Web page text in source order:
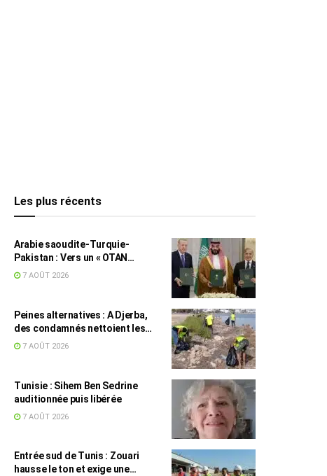
Les plus récents
Arabie saoudite-Turquie-
Pakistan : Vers un « OTAN
islamique » ?
7 AOÛT 2026
Peines alternatives : A Djerba,
des condamnés nettoient les
plages
7 AOÛT 2026
Tunisie : Sihem Ben Sedrine
auditionnée puis libérée
7 AOÛT 2026
Entrée sud de Tunis : Zouari
hausse le ton et exige une